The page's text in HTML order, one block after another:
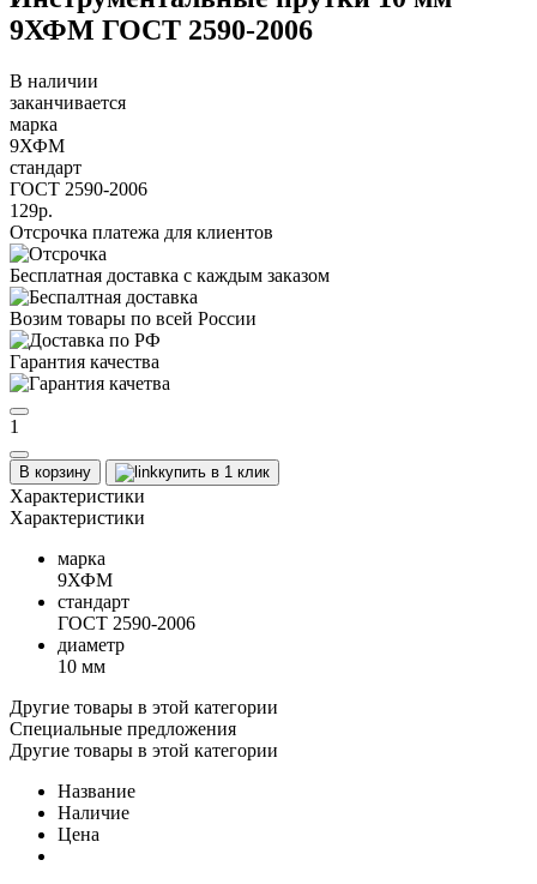
9ХФМ ГОСТ 2590-2006
В наличии
заканчивается
марка
9ХФМ
стандарт
ГОСТ 2590-2006
129р.
Отсрочка платежа для клиентов
Бесплатная доставка с каждым заказом
Возим товары по всей России
Гарантия качества
1
В корзину купить в 1 клик
Характеристики
Характеристики
марка
9ХФМ
стандарт
ГОСТ 2590-2006
диаметр
10 мм
Другие товары в этой категории
Специальные предложения
Другие товары в этой категории
Название
Наличие
Цена